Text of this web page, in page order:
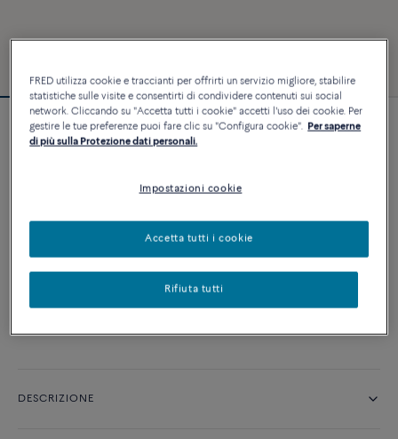
Bracciale Force 10
PERSONALIZZA
AGGIUNGI AL CARRELLO
Contattataci per qualsiasi domanda sulle misure
DESCRIZIONE
FRED utilizza cookie e traccianti per offrirti un servizio migliore, stabilire
statistiche sulle visite e consentirti di condividere contenuti sui social
network. Cliccando su "Accetta tutti i cookie" accetti l'uso dei cookie. Per
gestire le tue preferenze puoi fare clic su "Configura cookie". Per saperne
di più sulla Protezione dati personali.
Impostazioni cookie
Rifiuta tutti
Accetta tutti i cookie